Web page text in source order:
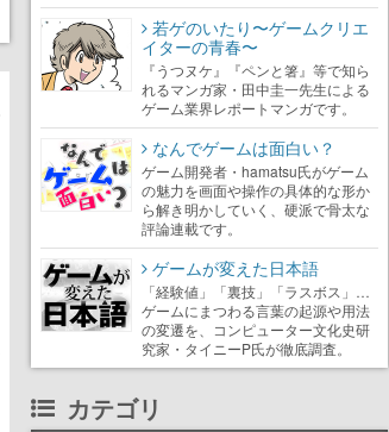
若ゲのいたり〜ゲームクリエ
イターの青春〜
『うつヌケ』『ペンと箸』等で知ら
れるマンガ家・田中圭一先生による
ゲーム業界レポートマンガです。
なんでゲームは面白い？
ゲーム開発者・hamatsu氏がゲーム
の魅力を画面や操作の具体的な形か
ら解き明かしていく、硬派で骨太な
評論連載です。
ゲームが変えた日本語
「経験値」「裏技」「ラスボス」…
ゲームにまつわる言葉の起源や用法
の変遷を、コンピューター文化史研
究家・タイニーP氏が徹底調査。
カテゴリ